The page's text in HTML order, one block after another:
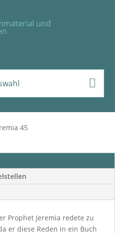
und
45
Prophet Jeremia redete zu
er diese Reden in ein Buch